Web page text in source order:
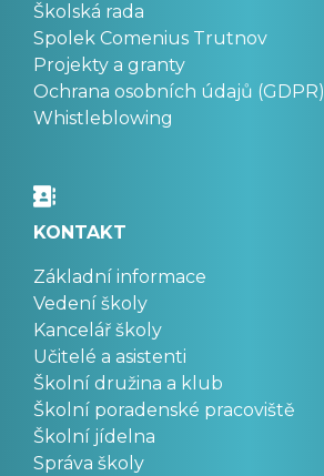
Školská rada
Spolek Comenius Trutnov
Projekty a granty
Ochrana osobních údajů (GDPR)
Whistleblowing
KONTAKT
Základní informace
Vedení školy
Kancelář školy
Učitelé a asistenti
Školní družina a klub
Školní poradenské pracoviště
Školní jídelna
Správa školy